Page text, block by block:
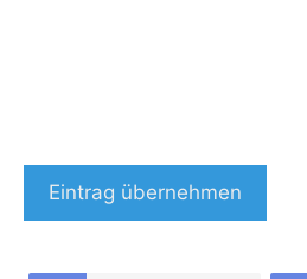
Eintrag übernehmen